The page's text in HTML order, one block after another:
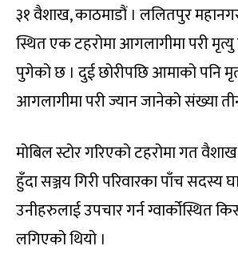
३१ वैशाख, काठमाडौं । ललितपुर
स्थित एक टहरोमा आगलागीमा परी
पुगेको छ । दुई छोरीपछि आमाको पनि
आगलागीमा परी ज्यान जानेको संख्या
मोबिल स्टोर गरिएको टहरोमा गत
हुँदा सञ्जय गिरी परिवारका पाँच सदस्य
उनीहरुलाई उपचार गर्न ग्वार्कोस्थित
लगिएको थियो ।